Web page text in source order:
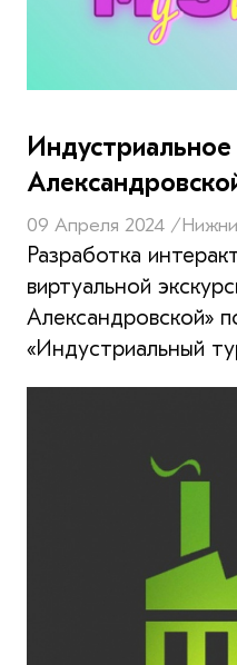
09 Апреля 2024 /
Разработка
виртуальной
Александровской»
«Индустриальный